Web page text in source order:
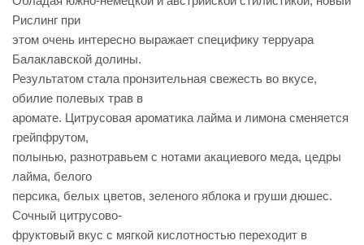
Рислинг при
этом очень интересно выражает специфику терруара
Балаклавской долины.
Результатом стала пронзительная свежесть во вкусе,
обилие полевых трав в
аромате. Цитрусовая ароматика лайма и лимона сменяется
грейпфрутом,
полынью, разнотравьем с нотами акациевого меда, цедры
лайма, белого
персика, белых цветов, зеленого яблока и груши дюшес.
Cочный цитрусово-
фруктовый вкус с мягкой кислотностью переходит в